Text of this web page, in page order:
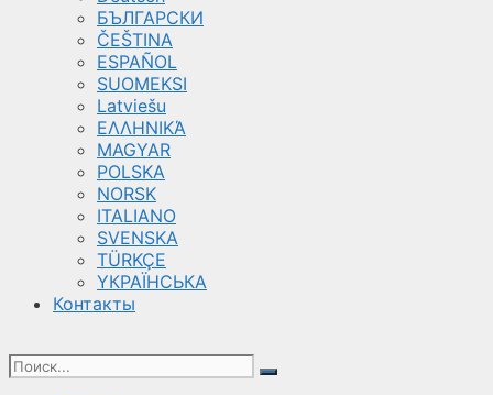
БЪЛГАРСКИ
ČEŠTINA
ESPAÑOL
SUOMEKSI
Latviešu
ΕΛΛΗΝΙΚΆ
MAGYAR
POLSKA
NORSK
ITALIANO
SVENSKA
TÜRKÇE
YКРАЇНСЬКА
Контакты